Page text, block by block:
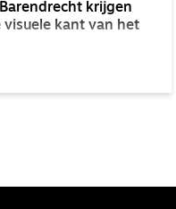
krijgen
visuele kant van het